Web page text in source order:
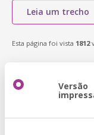
Leia um trecho
Esta página foi vista 1812
Versão